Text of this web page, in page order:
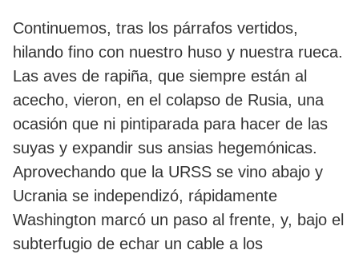
Continuemos, tras los párrafos vertidos,
hilando fino con nuestro huso y nuestra rueca.
Las aves de rapiña, que siempre están al
acecho, vieron, en el colapso de Rusia, una
ocasión que ni pintiparada para hacer de las
suyas y expandir sus ansias hegemónicas.
Aprovechando que la URSS se vino abajo y
Ucrania se independizó, rápidamente
Washington marcó un paso al frente, y, bajo el
subterfugio de echar un cable a los